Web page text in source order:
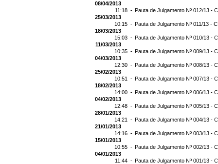
08/04/2013
11:18 - Pauta de Julgamento Nº 012/13 -
25/03/2013
10:15 - Pauta de Julgamento Nº 011/13 -
18/03/2013
15:03 - Pauta de Julgamento Nº 010/13 -
11/03/2013
10:35 - Pauta de Julgamento Nº 009/13 -
04/03/2013
12:30 - Pauta de Julgamento Nº 008/13 -
25/02/2013
10:51 - Pauta de Julgamento Nº 007/13 -
18/02/2013
14:00 - Pauta de Julgamento Nº 006/13 -
04/02/2013
12:48 - Pauta de Julgamento Nº 005/13 -
28/01/2013
14:21 - Pauta de Julgamento Nº 004/13 -
21/01/2013
14:16 - Pauta de Julgamento Nº 003/13 -
15/01/2013
10:55 - Pauta de Julgamento Nº 002/13 -
04/01/2013
11:44 - Pauta de Julgamento Nº 001/13 -